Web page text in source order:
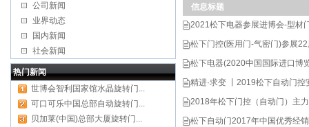
公司新闻
业界动态
国内新闻
社会新闻
热门新闻
世博会智利国家馆水晶旋转门...
可口可乐中国总部自动旋转门...
贝加莱(中国)总部大厦旋转门...
信息标题
2021松下电器参展进博会-型材
松下门控(医用门-气密门)参展
松下电器(2020中国国际进口博
精进·求变 丨2019松下自动门
2018年松下门控（自动门）主
松下自动门2017年中国优秀经